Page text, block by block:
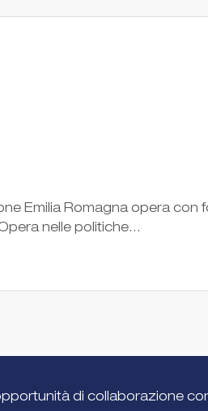
Emilia Romagna opera con
nelle politiche...
di collaborazione